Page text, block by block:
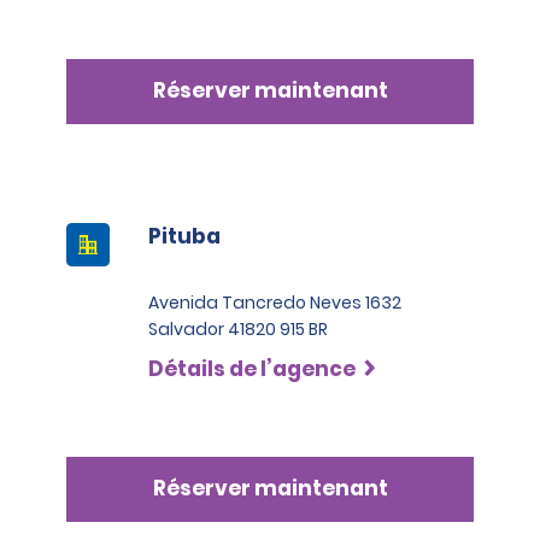
Réserver maintenant
Pituba
Avenida Tancredo Neves 1632
Salvador 41820 915 BR
Détails de l’agence
Réserver maintenant